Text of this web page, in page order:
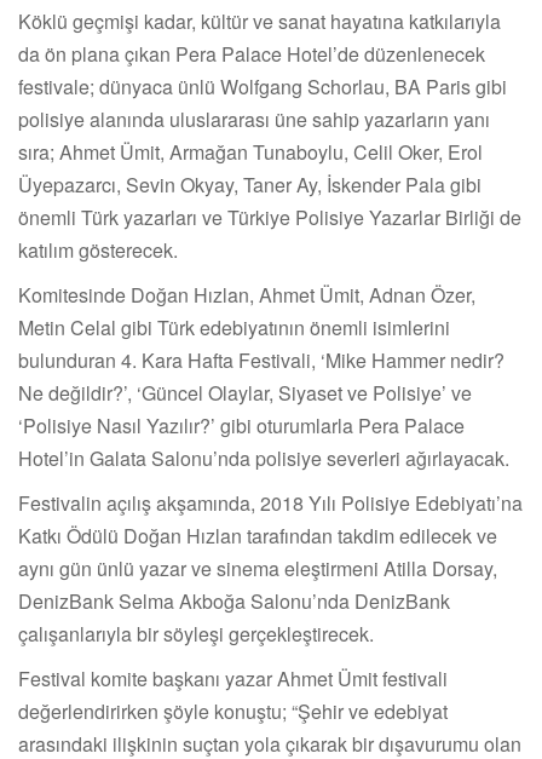
Köklü geçmişi kadar, kültür ve sanat hayatına katkılarıyla
da ön plana çıkan Pera Palace Hotel’de düzenlenecek
festivale; dünyaca ünlü Wolfgang Schorlau, BA Paris gibi
polisiye alanında uluslararası üne sahip yazarların yanı
sıra; Ahmet Ümit, Armağan Tunaboylu, Celil Oker, Erol
Üyepazarcı, Sevin Okyay, Taner Ay, İskender Pala gibi
önemli Türk yazarları ve Türkiye Polisiye Yazarlar Birliği de
katılım gösterecek.
Komitesinde Doğan Hızlan, Ahmet Ümit, Adnan Özer,
Metin Celal gibi Türk edebiyatının önemli isimlerini
bulunduran 4. Kara Hafta Festivali, ‘Mike Hammer nedir?
Ne değildir?’, ‘Güncel Olaylar, Siyaset ve Polisiye’ ve
‘Polisiye Nasıl Yazılır?’ gibi oturumlarla Pera Palace
Hotel’in Galata Salonu’nda polisiye severleri ağırlayacak.
Festivalin açılış akşamında, 2018 Yılı Polisiye Edebiyatı’na
Katkı Ödülü Doğan Hızlan tarafından takdim edilecek ve
aynı gün ünlü yazar ve sinema eleştirmeni Atilla Dorsay,
DenizBank Selma Akboğa Salonu’nda DenizBank
çalışanlarıyla bir söyleşi gerçekleştirecek.
Festival komite başkanı yazar Ahmet Ümit festivali
değerlendirirken şöyle konuştu; “Şehir ve edebiyat
arasındaki ilişkinin suçtan yola çıkarak bir dışavurumu olan